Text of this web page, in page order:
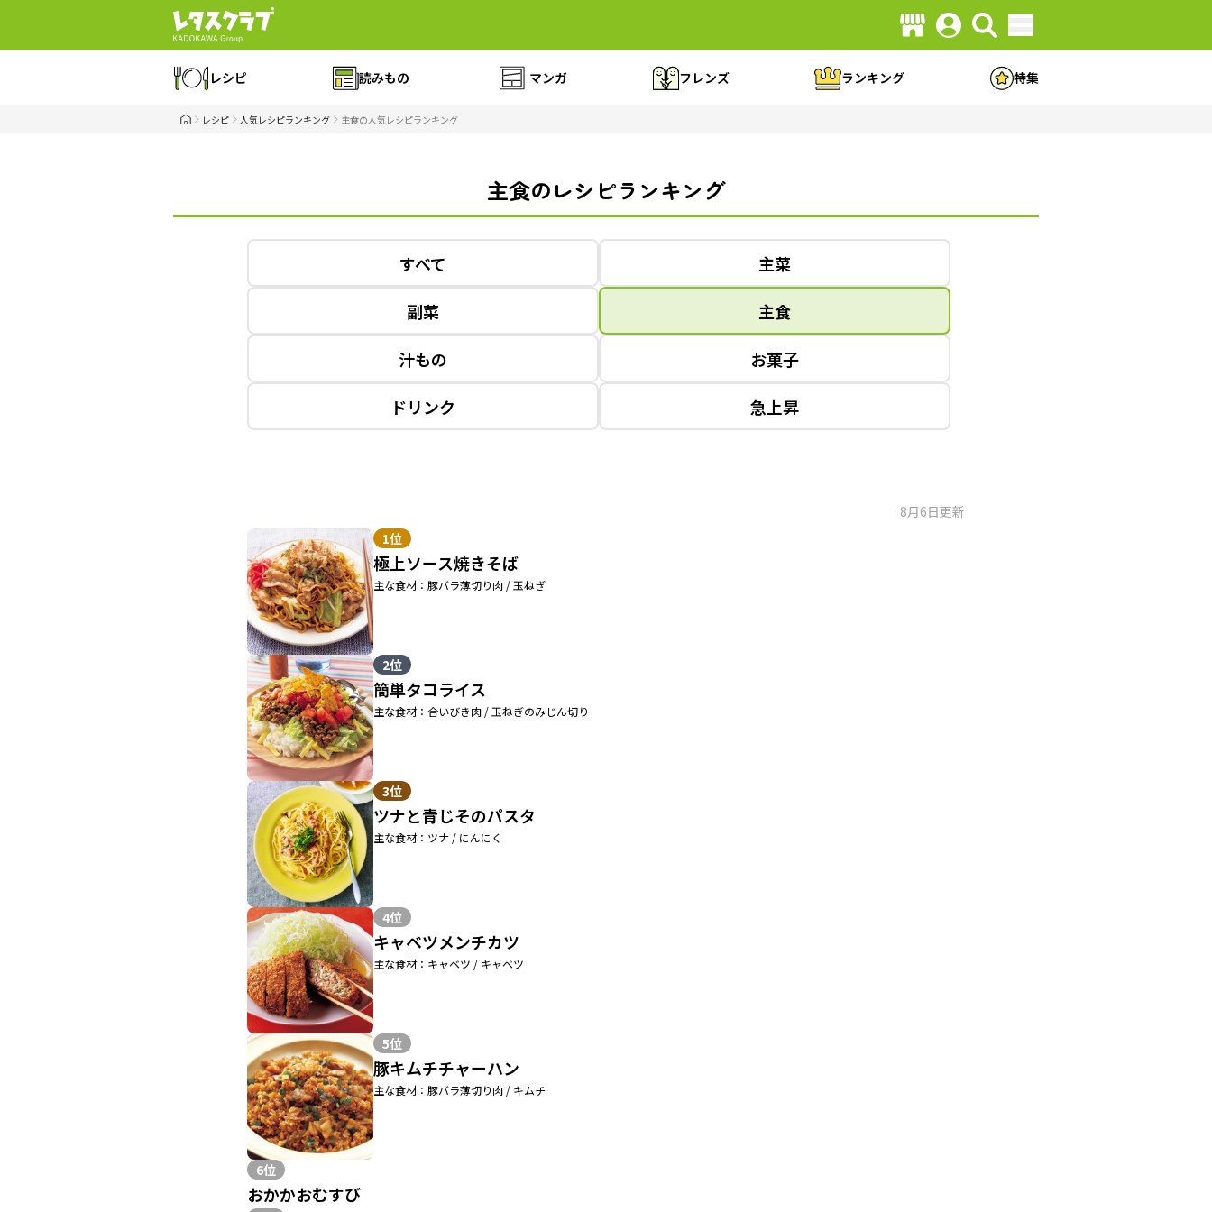
レシピ 読みもの マンガ フレンズ ランキング 特集
レシピ 人気レシピランキング 主食の人気レシピランキング
主食のレシピランキング
すべて 主菜
副菜 主食
汁もの お菓子
ドリンク 急上昇
8月6日更新
1位
極上ソース焼きそば
主な食材：豚バラ薄切り肉 / 玉ねぎ
2位
簡単タコライス
主な食材：合いびき肉 / 玉ねぎのみじん切り
3位
ツナと青じそのパスタ
主な食材：ツナ / にんにく
4位
キャベツメンチカツ
主な食材：キャベツ / キャベツ
5位
豚キムチチャーハン
主な食材：豚バラ薄切り肉 / キムチ
6位
おかかおむすび